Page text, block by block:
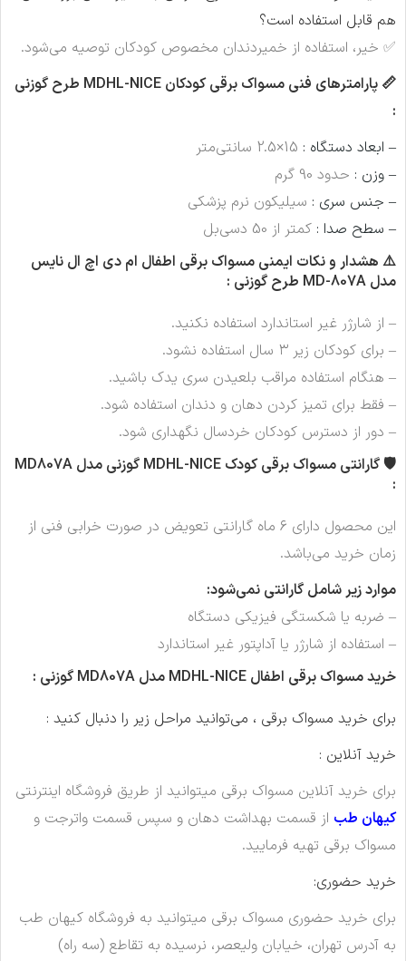
هم قابل استفاده است؟
✅ خیر، استفاده از خمیردندان مخصوص کودکان توصیه می‌شود.
📏 پارامترهای فنی مسواک برقی کودکان MDHL-NICE طرح گوزنی
:
– ابعاد دستگاه :
– وزن : حدود 90 گرم
– جنس سری : سیلیکون نرم پزشکی
– سطح صدا : کمتر از 50 دسی‌بل
⚠️ هشدار و نکات ایمنی مسواک برقی اطفال ام دی اچ ال نایس
مدل MD-807A طرح گوزنی :
– از شارژر غیر استاندارد استفاده نکنید.
– برای کودکان زیر ۳ سال استفاده نشود.
– هنگام استفاده مراقب بلعیدن سری یدک باشید.
– فقط برای تمیز کردن دهان و دندان استفاده شود.
– دور از دسترس کودکان خردسال نگهداری شود.
🛡️ گارانتی مسواک برقی کودک MDHL-NICE گوزنی مدل MD807A
:
این محصول دارای ۶ ماه گارانتی تعویض در صورت خرابی فنی از
زمان خرید می‌باشد.
موارد زیر شامل گارانتی نمی‌شود:
– ضربه یا شکستگی فیزیکی دستگاه
– استفاده از شارژر یا آداپتور غیر استاندارد
خرید مسواک برقی اطفال MDHL-NICE مدل MD807A گوزنی :
برای خرید مسواک برقی ، می‌توانید مراحل زیر را دنبال کنید :
خرید آنلاین :
برای خرید آنلاین مسواک برقی میتوانید از طریق فروشگاه اینترنتی
کیهان طب از قسمت بهداشت دهان و سپس قسمت واترجت و
مسواک برقی تهیه فرمایید.
خرید حضوری:
برای خرید حضوری مسواک برقی میتوانید به فروشگاه کیهان طب
به آدرس تهران، خیابان ولیعصر، نرسیده به تقاطع (سه راه)